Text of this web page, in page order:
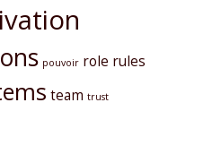
pouvoir role rules
team trust